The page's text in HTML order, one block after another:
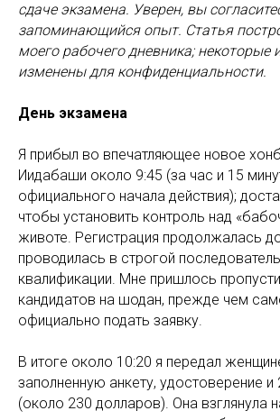
сдаче экзамена. Уверен, вы
запоминающийся опыт. Статья
моего рабочего дневника; некоторые
изменены для конфиденциальности.
День экзамена
Я прибыл во впечатляющее новое
Иидабаши около 9:45 (за час и 15
официального начала действия);
чтобы установить контроль над
животе. Регистрация продолжалась
проводилась в строгой
квалификации. Мне пришлось
кандидатов на шодан, прежде чем
официально подать заявку.
В итоге около 10:20 я передал
заполненную анкету, удостоверение и
(около 230 долларов). Она взглянула